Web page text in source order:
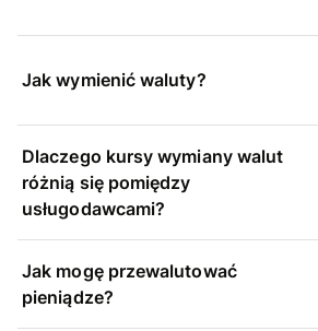
Jak wymienić waluty?
Dlaczego kursy wymiany walut
różnią się pomiędzy
usługodawcami?
Jak mogę przewalutować
pieniądze?